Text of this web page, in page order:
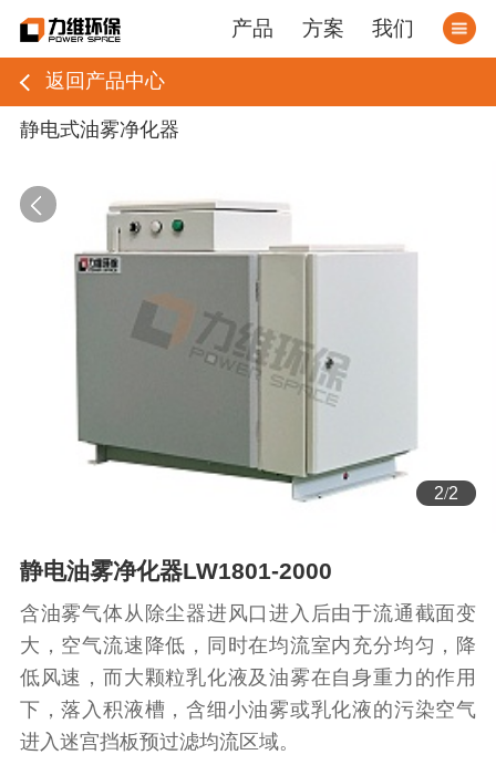
产品 方案 我们
返回产品中心
静电式油雾净化器
2/2
静电油雾净化器LW1801-2000
含油雾气体从除尘器进风口进入后由于流通截面变
大，空气流速降低，同时在均流室内充分均匀，降
低风速，而大颗粒乳化液及油雾在自身重力的作用
下，落入积液槽，含细小油雾或乳化液的污染空气
进入迷宫挡板预过滤均流区域。